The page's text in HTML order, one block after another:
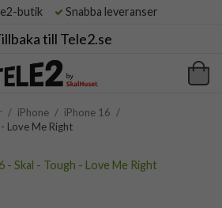
butik Snabba leveranser
till Tele2.se
/ iPhone / iPhone 16 /
Love Me Right